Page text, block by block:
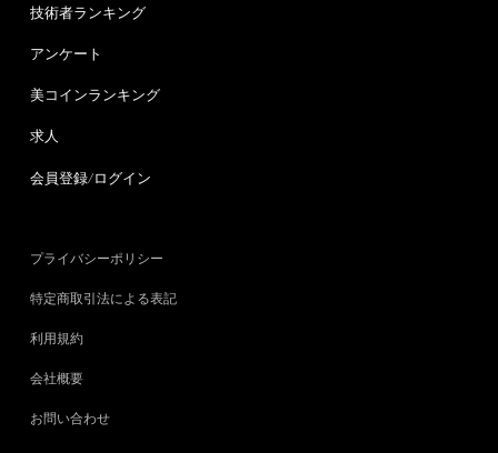
技術者ランキング
アンケート
美コインランキング
求人
会員登録/ログイン
プライバシーポリシー
特定商取引法による表記
利用規約
会社概要
お問い合わせ